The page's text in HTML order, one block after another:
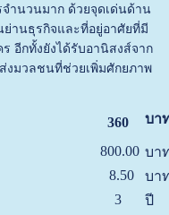
ำนวนมาก ด้วยจุดเด่นด้าน
านธุรกิจและที่อยู่อาศัยที่มี
อีกทั้งยังได้รับอานิสงส์จาก
มวลชนที่ช่วยเพิ่มศักยภาพ
360 บา
800.00 บา
8.50
บา
3
ปี